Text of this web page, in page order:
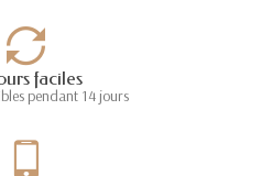
faciles
pendant 14 jours